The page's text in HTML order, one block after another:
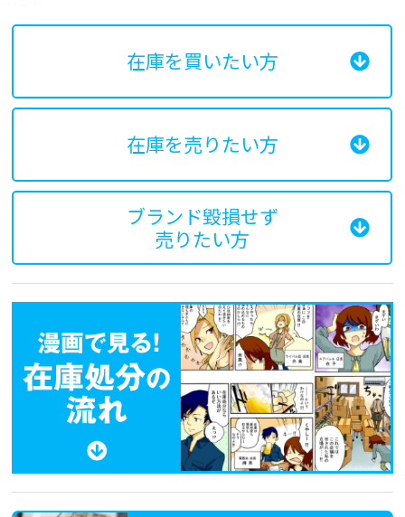
在庫を買いたい方
在庫を売りたい方
ブランド毀損せず
売りたい方